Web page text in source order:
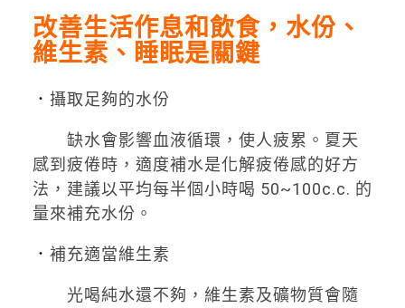
改善生活作息和飲食，水份、
維生素、睡眠是關鍵
． 攝取足夠的水份
缺水會影響血液循環，使人疲累。夏天
感到疲倦時，適度補水是化解疲倦感的好方
法，建議以平均每半個小時喝 50~100c.c. 的
量來補充水份。
． 補充適當維生素
光喝純水還不夠，維生素及礦物質會隨